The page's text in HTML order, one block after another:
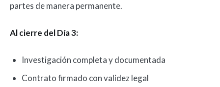
partes de manera permanente.
Al cierre del Día 3:
Investigación completa y documentada
Contrato firmado con validez legal